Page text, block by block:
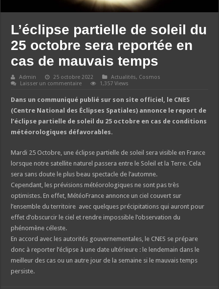
L’éclipse partielle de soleil du
25 octobre sera reportée en
cas de mauvais temps
Admin 25 octobre 2022 Actualités, Cosmos
Laisser un commentaire
1,357 Views
Dans un communiqué publié sur son site officiel, le CNES
(Centre National des Éclipses Spatiales) annonce le report de
l’éclipse partielle de soleil du 25 octobre en cas de conditions
météorologiques défavorables.
Mardi 25 Octobre, une éclipse partielle de soleil sera visible en France
lorsque notre satellite naturel passera entre le Soleil et la Terre. Cela
sera sans doute le plus beau spectacle de l’automne.
Cependant, les prévisions météorologiques ne sont pas très
optimistes. En effet, MétéoFrance annonce un ciel couvert sur
l’ensemble du territoire avec quelques précipitations qui auront pour
effet d’obscurcir le ciel et rendre impossible l’observation du
phénomène céleste.
En accord avec les autorités gouvernementales, le CNES se prépare
donc à reporter l’éclipse à une date ultérieure : le lendemain dans le
meilleur des cas ou un autre jour de la semaine si le mauvais temps
persiste.